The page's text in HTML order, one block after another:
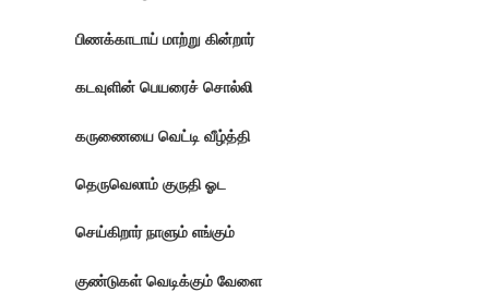
பிணக்காடாய் மாற்று கின்றார்
கடவுளின் பெயரைச் சொல்லி
கருணையை வெட்டி வீழ்த்தி
தெருவெலாம் குருதி ஓட
செய்கிறார் நாளும் எங்கும்
குண்டுகள் வெடிக்கும் வேளை